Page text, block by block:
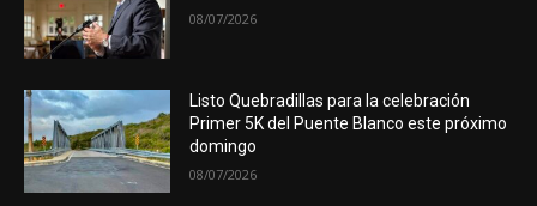
08/07/2026
Listo Quebradillas para la celebración
Primer 5K del Puente Blanco este próximo
domingo
08/07/2026